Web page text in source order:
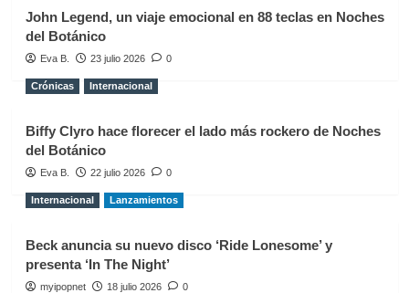
John Legend, un viaje emocional en 88 teclas en Noches
del Botánico
Eva B. 23 julio 2026 0
Crónicas Internacional
Biffy Clyro hace florecer el lado más rockero de Noches
del Botánico
Eva B. 22 julio 2026 0
Internacional Lanzamientos
Beck anuncia su nuevo disco ‘Ride Lonesome’ y
presenta ‘In The Night’
myipopnet 18 julio 2026 0